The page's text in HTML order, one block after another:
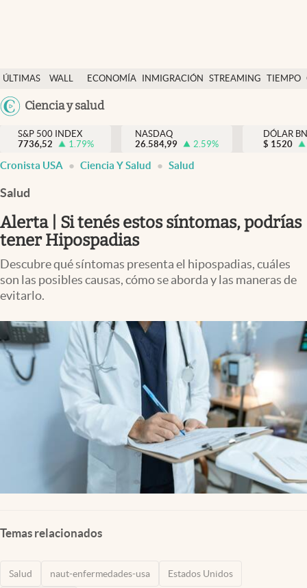
ÚLTIMAS
NOTICIAS
WALL
DÓLAR
ECONOMÍA INMIGRACIÓN STREAMING TIEMPO
México
Ciencia y salud
Finanzas y economía
Wall Street y dólar
Inmigración
Espiritual
Streaming
PC y mobile
USA
S&P 500 INDEX
7736,52
1.79%
NASDAQ
26.584,99
2.59%
DÓLAR
$ 1520
Cronista USA Ciencia Y Salud Salud
Salud
Alerta | Si tenés estos síntomas, podrías
tener Hipospadias
Descubre qué síntomas presenta el hipospadias, cuáles
son las posibles causas, cómo se aborda y las maneras de
evitarlo.
Temas relacionados
Salud naut-enfermedades-usa Estados Unidos